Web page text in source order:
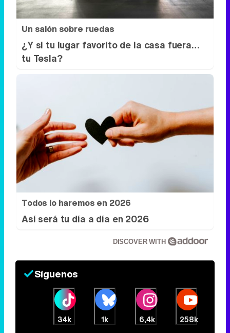
Un salón sobre ruedas
¿Y si tu lugar favorito de la casa fuera…
tu Tesla?
Todos lo haremos en 2026
Así será tu día a día en 2026
DISCOVER WITH
Síguenos
34k 1k 6,4k 258k